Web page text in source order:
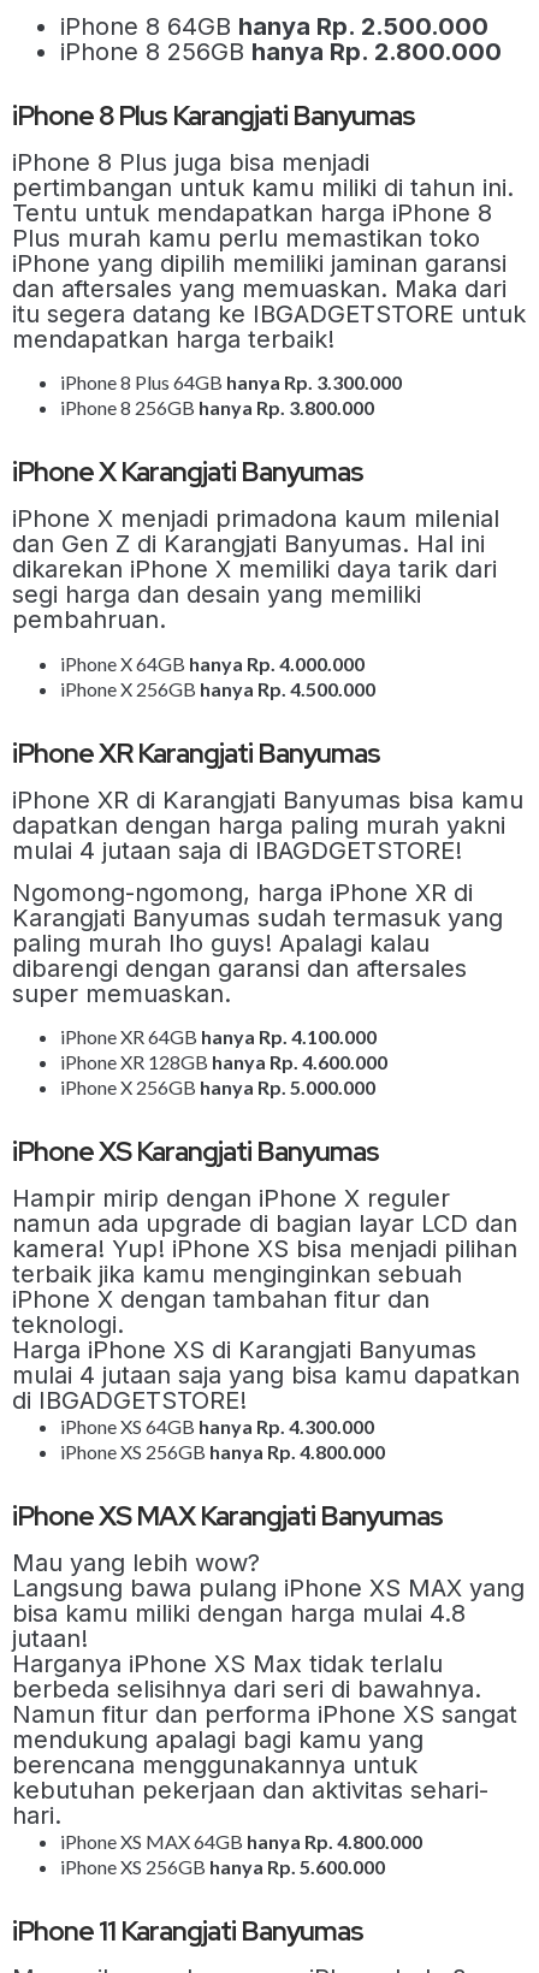
iPhone 8 64GB hanya Rp. 2.500.000
iPhone 8 256GB hanya Rp. 2.800.000
iPhone 8 Plus Karangjati Banyumas
iPhone 8 Plus juga bisa menjadi
pertimbangan untuk kamu miliki di tahun ini.
Tentu untuk mendapatkan harga iPhone 8
Plus murah kamu perlu memastikan toko
iPhone yang dipilih memiliki jaminan garansi
dan aftersales yang memuaskan. Maka dari
itu segera datang ke IBGADGETSTORE untuk
mendapatkan harga terbaik!
iPhone 8 Plus 64GB hanya Rp. 3.300.000
iPhone 8 256GB hanya Rp. 3.800.000
iPhone X Karangjati Banyumas
iPhone X menjadi primadona kaum milenial
dan Gen Z di Karangjati Banyumas. Hal ini
dikarekan iPhone X memiliki daya tarik dari
segi harga dan desain yang memiliki
pembahruan.
iPhone X 64GB hanya Rp. 4.000.000
iPhone X 256GB hanya Rp. 4.500.000
iPhone XR Karangjati Banyumas
iPhone XR di Karangjati Banyumas bisa kamu
dapatkan dengan harga paling murah yakni
mulai 4 jutaan saja di IBAGDGETSTORE!
Ngomong-ngomong, harga iPhone XR di
Karangjati Banyumas sudah termasuk yang
paling murah lho guys! Apalagi kalau
dibarengi dengan garansi dan aftersales
super memuaskan.
iPhone XR 64GB hanya Rp. 4.100.000
iPhone XR 128GB hanya Rp. 4.600.000
iPhone X 256GB hanya Rp. 5.000.000
iPhone XS Karangjati Banyumas
Hampir mirip dengan iPhone X reguler
namun ada upgrade di bagian layar LCD dan
kamera! Yup! iPhone XS bisa menjadi pilihan
terbaik jika kamu menginginkan sebuah
iPhone X dengan tambahan fitur dan
teknologi.
Harga iPhone XS di Karangjati Banyumas
mulai 4 jutaan saja yang bisa kamu dapatkan
di IBGADGETSTORE!
iPhone XS 64GB hanya Rp. 4.300.000
iPhone XS 256GB hanya Rp. 4.800.000
iPhone XS MAX Karangjati Banyumas
Mau yang lebih wow?
Langsung bawa pulang iPhone XS MAX yang
bisa kamu miliki dengan harga mulai 4.8
jutaan!
Harganya iPhone XS Max tidak terlalu
berbeda selisihnya dari seri di bawahnya.
Namun fitur dan performa iPhone XS sangat
mendukung apalagi bagi kamu yang
berencana menggunakannya untuk
kebutuhan pekerjaan dan aktivitas sehari-
hari.
iPhone XS MAX 64GB hanya Rp. 4.800.000
iPhone XS 256GB hanya Rp. 5.600.000
iPhone 11 Karangjati Banyumas